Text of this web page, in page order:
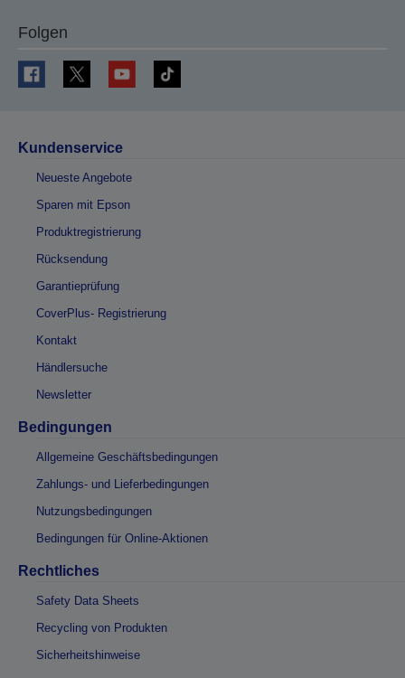
Folgen
Kundenservice
Neueste Angebote
Sparen mit Epson
Produktregistrierung
Rücksendung
Garantieprüfung
CoverPlus- Registrierung
Kontakt
Händlersuche
Newsletter
Bedingungen
Allgemeine Geschäftsbedingungen
Zahlungs- und Lieferbedingungen
Nutzungsbedingungen
Bedingungen für Online-Aktionen
Rechtliches
Safety Data Sheets
Recycling von Produkten
Sicherheitshinweise